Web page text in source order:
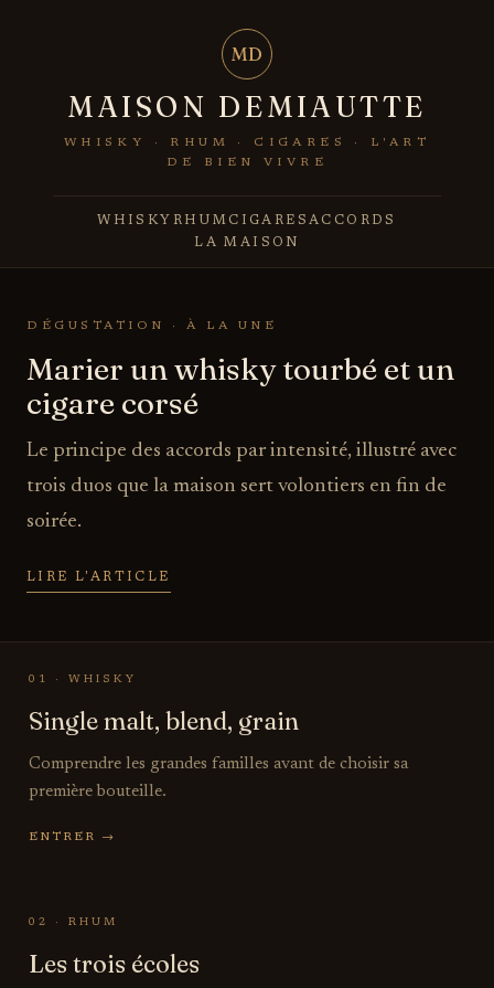
MD
MAISON DEMIAUTTE
WHISKY · RHUM · CIGARES · L'ART
DE BIEN VIVRE
WHISKY RHUM CIGARES ACCORDS
LA MAISON
DÉGUSTATION · À LA UNE
Marier un whisky tourbé et un
cigare corsé
Le principe des accords par intensité, illustré avec
trois duos que la maison sert volontiers en fin de
soirée.
LIRE L'ARTICLE
01 · WHISKY
Single malt, blend, grain
Comprendre les grandes familles avant de choisir sa
première bouteille.
ENTRER →
02 · RHUM
Les trois écoles